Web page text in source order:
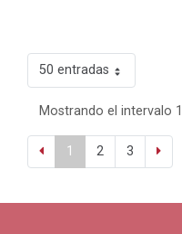
50 entradas
Mostrando el intervalo
1 2 3